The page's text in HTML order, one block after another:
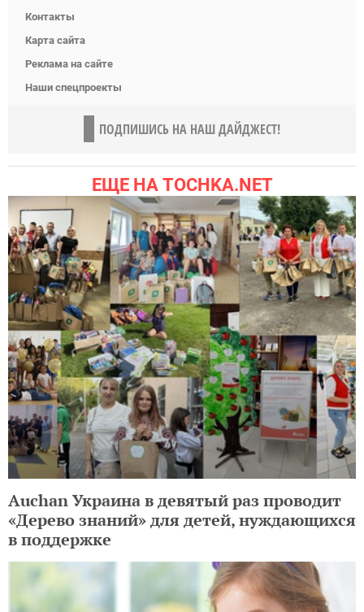
Контакты
Карта сайта
Реклама на сайте
Наши спецпроекты
ПОДПИШИСЬ НА НАШ ДАЙДЖЕСТ!
ЕЩЕ НА TOCHKA.NET
Auchan Украина в девятый раз проводит
«Дерево знаний» для детей, нуждающихся
в поддержке